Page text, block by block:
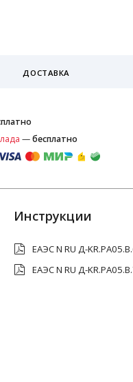
ДОСТАВКА
—бесплатно
Инструкции
ЕАЭС N RU Д-
ЕАЭС N RU Д-